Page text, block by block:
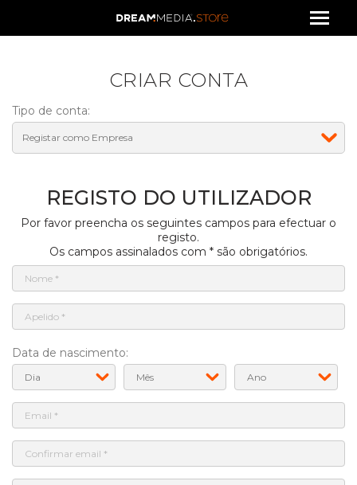
CRIAR CONTA
Tipo de conta:
REGISTO DO UTILIZADOR
Por favor preencha os seguintes campos para efectuar o
registo.
Os campos assinalados com * são obrigatórios.
Data de nascimento: